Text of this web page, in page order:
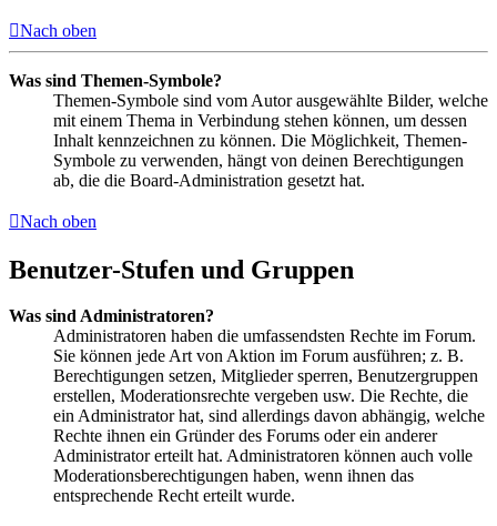
Nach oben
Was sind Themen-Symbole?
Themen-Symbole sind vom Autor ausgewählte Bilder, welche
mit einem Thema in Verbindung stehen können, um dessen
Inhalt kennzeichnen zu können. Die Möglichkeit, Themen-
Symbole zu verwenden, hängt von deinen Berechtigungen
ab, die die Board-Administration gesetzt hat.
Nach oben
Benutzer-Stufen und Gruppen
Was sind Administratoren?
Administratoren haben die umfassendsten Rechte im Forum.
Sie können jede Art von Aktion im Forum ausführen; z. B.
Berechtigungen setzen, Mitglieder sperren, Benutzergruppen
erstellen, Moderationsrechte vergeben usw. Die Rechte, die
ein Administrator hat, sind allerdings davon abhängig, welche
Rechte ihnen ein Gründer des Forums oder ein anderer
Administrator erteilt hat. Administratoren können auch volle
Moderationsberechtigungen haben, wenn ihnen das
entsprechende Recht erteilt wurde.